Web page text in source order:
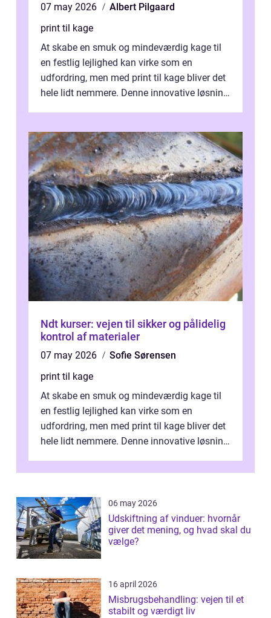
07 may 2026
Albert Pilgaard
print til kage
At skabe en smuk og mindeværdig kage til
en festlig lejlighed kan virke som en
udfordring, men med print til kage bliver det
hele lidt nemmere. Denne innovative løsning
Ndt kurser: vejen til sikker og pålidelig
kontrol af materialer
07 may 2026
Sofie Sørensen
print til kage
At skabe en smuk og mindeværdig kage til
en festlig lejlighed kan virke som en
udfordring, men med print til kage bliver det
hele lidt nemmere. Denne innovative løsning
06 may 2026
Udskiftning af vinduer: hvornår
giver det mening, og hvad skal du
vælge?
16 april 2026
Misbrugsbehandling: vejen til et
stabilt og værdigt liv